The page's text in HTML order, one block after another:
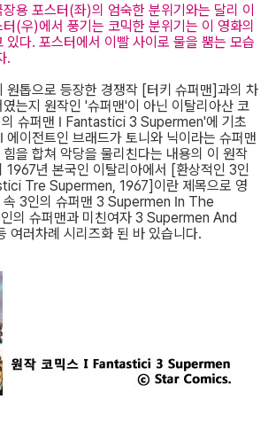
용 포스터(좌)의 엄숙한 분위기와는 달리 이
(우)에서 풍기는 코믹한 분위기는 이 영화의
있다. 포스터에서 이빨 사이로 물을 뿜는 모습
.
원톱으로 등장한 경쟁작 [터키 슈퍼맨]과의 차
는지 원작인 '슈퍼맨'이 아닌 이탈리아산 코
의 슈퍼맨 I Fantastici 3 Supermen'에 기초
에이전트인 브래드가 토니와 닉이라는 슈퍼맨
을 합쳐 악당을 물리친다는 내용의 이 원작
1967년 본국인 이탈리아에서 [환상적인 3인
Tre Supermen, 1967]이란 제목으로 영
속 3인의 슈퍼맨 3 Supermen In The
의 슈퍼맨과 미친여자 3 Supermen And
러차례 시리즈화 된 바 있습니다.